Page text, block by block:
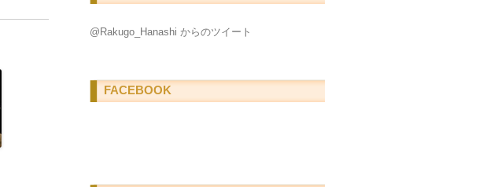
@Rakugo_Hanashi からのツイート
FACEBOOK